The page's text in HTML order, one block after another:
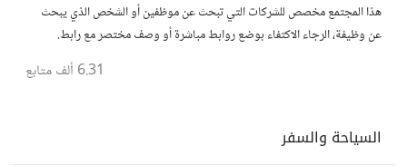
هذا المجتمع مخصص للشركات التي تبحث عن موظفين أو الشخص الذي يبحث
عن وظيفة، الرجاء الاكتفاء بوضع روابط مباشرة أو وصف مختصر مع رابط.
6.31 ألف متابع
السياحة والسفر